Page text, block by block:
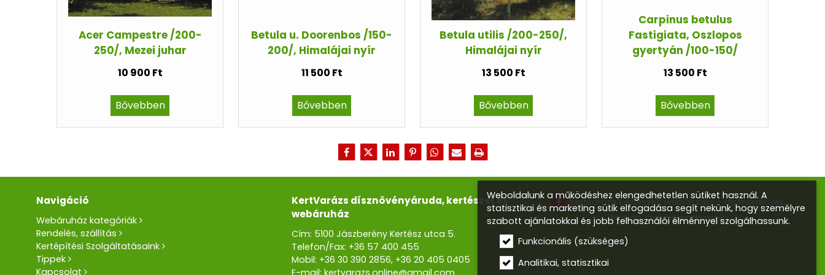
Acer Campestre /200-
250/, Mezei juhar
10 900 Ft
Bővebben
Betula u. Doorenbos /150-
200/, Himalájai nyír
11 500 Ft
Bővebben
Betula utilis /200-250/,
Himalájai nyír
13 500 Ft
Bővebben
Carpinus betulus
Fastigiata, Oszlopos
gyertyán /100-150/
13 500 Ft
Bővebben
Navigáció
Webáruház kategóriák
Rendelés, szállítás
Kertépítési Szolgáltatásaink
Tippek
Kapcsolat
KertVarázs dísznövényáruda, kertészet és
webáruház
Cím: 5100 Jászberény Kertész utca 5.
Telefon/Fax: +36 57 400 455
Mobil: +36 30 390 2856, +36 20 405 0405
E-mail: kertvarazs.online@gmail.com
Kertvarázs Kertészeti webáruház - dísznövények,
kerti tó, öntözőrendszerek
Weboldalunk a működéshez elengedhetetlen sütiket használ. A
statisztikai és marketing sütik elfogadása segít nekünk, hogy személyre
szabott ajánlatokkal és jobb felhasználói élménnyel szolgálhassunk.
Funkcionális (szükséges)
Analitikai, statisztikai